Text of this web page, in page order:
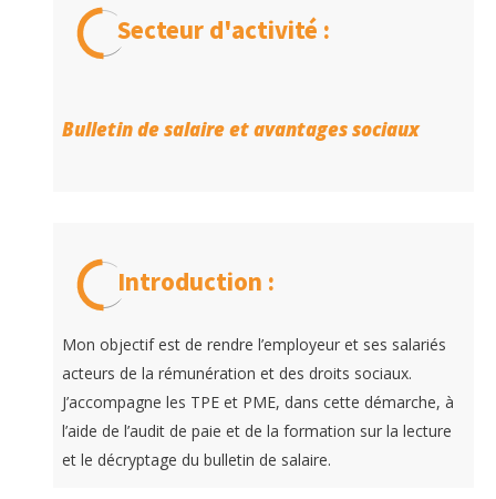
Secteur d'activité :
Bulletin de salaire et avantages sociaux
Introduction :
Mon objectif est de rendre l’employeur et ses salariés
acteurs de la rémunération et des droits sociaux.
J’accompagne les TPE et PME, dans cette démarche, à
l’aide de l’audit de paie et de la formation sur la lecture
et le décryptage du bulletin de salaire.